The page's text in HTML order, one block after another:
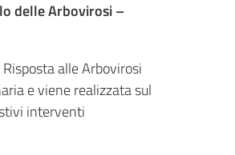
delle Arbovirosi –
alle Arbovirosi
e viene realizzata sul
interventi